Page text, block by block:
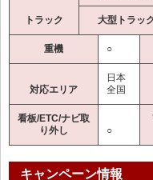
トラック 大型トラッ
重機 ○
対応エリア
日本
全国
看板/ETC/ナビ取
り外し
○
キャンペーン情報